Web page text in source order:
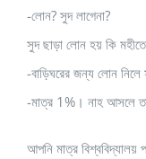
-লোন? সুদ লাগেনা?
সুদ ছাড়া লোন হয় কি
-বাড়িঘরের জন্য লোন নিলে
-মাত্র 1%। নাহ আসলে
আপনি মাত্র বিশ্ববিদ্যালয়